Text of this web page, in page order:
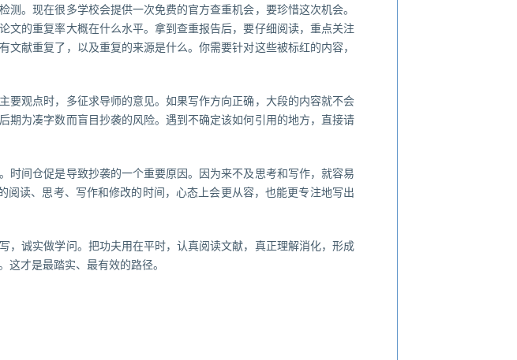
。现在很多学校会提供一次免费的官方查重机会，要珍惜这次机会。
文的重复率大概在什么水平。拿到查重报告后，要仔细阅读，重点关注
献重复了，以及重复的来源是什么。你需要针对这些被标红的内容，
要观点时，多征求导师的意见。如果写作方向正确，大段的内容就不会
期为凑字数而盲目抄袭的风险。遇到不确定该如何引用的地方，直接请
时间仓促是导致抄袭的一个重要原因。因为来不及思考和写作，就容易
阅读、思考、写作和修改的时间，心态上会更从容，也能更专注地写出
，诚实做学问。把功夫用在平时，认真阅读文献，真正理解消化，形成
才是最踏实、最有效的路径。